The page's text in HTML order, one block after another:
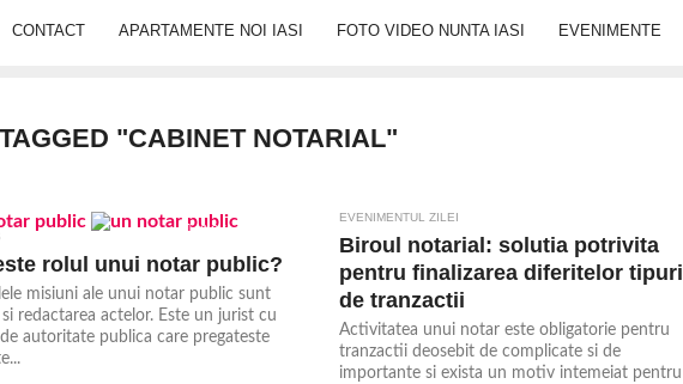
CONTACT APARTAMENTE NOI IASI FOTO VIDEO NUNTA IASI EVENIMENTE
"CABINET NOTARIAL"
2.6K
rolul unui notar public?
misiuni ale unui notar public sunt
redactarea actelor. Este un jurist cu
autoritate publica care pregateste
EVENIMENTUL ZILEI
Biroul notarial: solutia potrivita
pentru finalizarea diferitelor tipuri
de tranzactii
Activitatea unui notar este obligatorie pentru
tranzactii deosebit de complicate si de
importante si exista un motiv intemeiat pentru